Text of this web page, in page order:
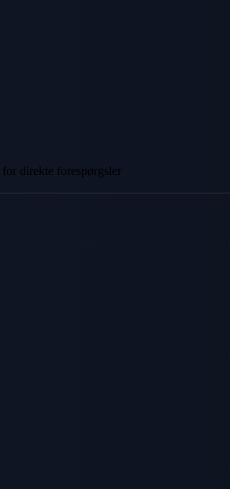
direkte forespørgsler